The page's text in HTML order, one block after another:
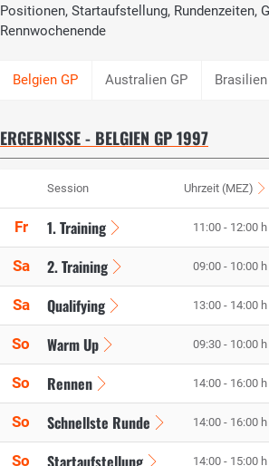
Positionen, Startaufstellung, Rundenzeiten,
Rennwochenende
Australien GP Brasilien
ERGEBNISSE - BELGIEN GP 1997
Session Uhrzeit (MEZ)
Fr 1. Training 11:00 - 12:00 h
Sa 2. Training 09:00 - 10:00 h
Sa Qualifying 13:00 - 14:00 h
So Warm Up 09:30 - 10:00 h
So Rennen 14:00 - 16:00 h
So Schnellste Runde 14:00 - 16:00 h
So 14:00 - 15:00 h